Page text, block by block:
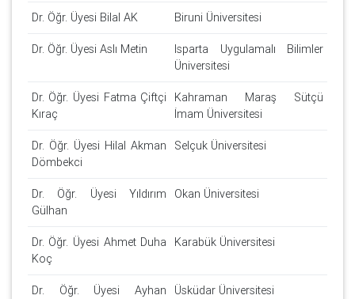
Dr. Öğr. Üyesi Bilal AK Biruni Üniversitesi
Dr. Öğr. Üyesi Aslı Metin
Isparta Uygulamalı Bilimler
Üniversitesi
Dr. Öğr. Üyesi Fatma Çiftçi
Kıraç
Kahraman Maraş Sütçü
İmam Üniversitesi
Dr. Öğr. Üyesi Hilal Akman
Dömbekci
Selçuk Üniversitesi
Dr. Öğr. Üyesi Yıldırım
Gülhan
Okan Üniversitesi
Dr. Öğr. Üyesi Ahmet Duha
Koç
Karabük Üniversitesi
Dr. Öğr. Üyesi Ayhan
Üsküdar Üniversitesi